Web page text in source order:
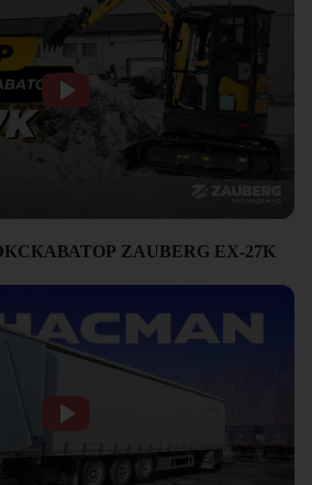
ZAUBERG EX-27K